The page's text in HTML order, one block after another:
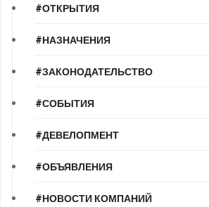
#ОТКРЫТИЯ
#НАЗНАЧЕНИЯ
#ЗАКОНОДАТЕЛЬСТВО
#СОБЫТИЯ
#ДЕВЕЛОПМЕНТ
#ОБЪЯВЛЕНИЯ
#НОВОСТИ КОМПАНИЙ